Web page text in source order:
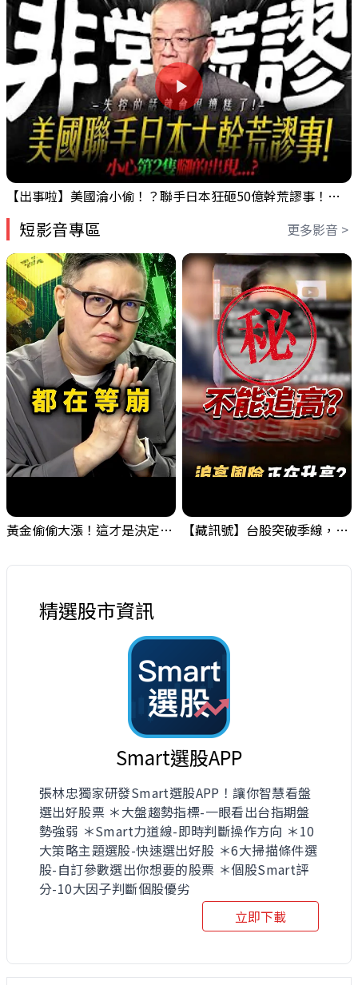
【出事啦】美國淪小偷！？聯手日本狂砸50億幹荒謬事！美元急殺黃金噴發，外資準備血洗台股！？｜ Mr.永年 李｜ 盤後講股 Mr.永年 李 2026 / 08 / 06
短影音專區 更多影音 >
黃金偷偷大漲！這才是決定台股生死的「真風向球」！｜Mr.Jimmy高志銘 #黃金 #美元指數 #聯準會 【藏訊號】台股突破季線，週一我提醒了這個關鍵訊號
精選股市資訊
Smart選股APP
張林忠獨家研發Smart選股APP！讓你智慧看盤
選出好股票 ＊大盤趨勢指標-一眼看出台指期盤
勢強弱 ＊Smart力道線-即時判斷操作方向 ＊10
大策略主題選股-快速選出好股 ＊6大掃描條件選
股-自訂參數選出你想要的股票 ＊個股Smart評
分-10大因子判斷個股優劣
立即下載